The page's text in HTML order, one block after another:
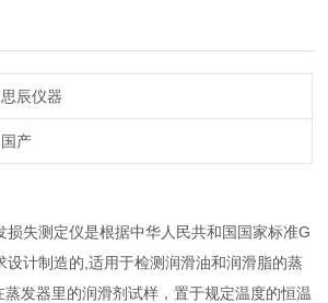
思辰仪器
国产
失测定仪是根据中华人民共和国国家标准G
设计制造的,适用于检测润滑油和润滑脂的蒸
发器里的润滑剂试样，置于规定温度的恒温